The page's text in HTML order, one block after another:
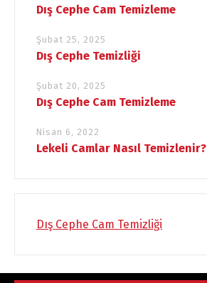
Dış Cephe Cam Temizleme
Şubat 25, 2025
Dış Cephe Temizliği
Şubat 20, 2025
Dış Cephe Cam Temizleme
Nisan 6, 2022
Lekeli Camlar Nasıl Temizlenir?
Dış Cephe Cam Temizliği